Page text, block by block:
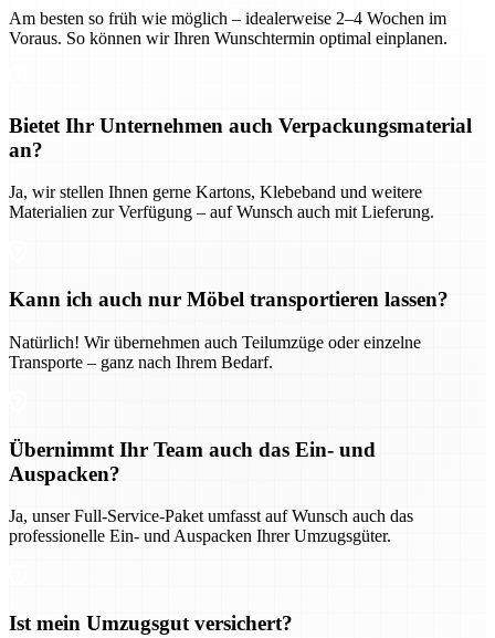
Am besten so früh wie möglich – idealerweise 2–4 Wochen im
Voraus. So können wir Ihren Wunschtermin optimal einplanen.
Bietet Ihr Unternehmen auch Verpackungsmaterial
an?
Ja, wir stellen Ihnen gerne Kartons, Klebeband und weitere
Materialien zur Verfügung – auf Wunsch auch mit Lieferung.
Kann ich auch nur Möbel transportieren lassen?
Natürlich! Wir übernehmen auch Teilumzüge oder einzelne
Transporte – ganz nach Ihrem Bedarf.
Übernimmt Ihr Team auch das Ein- und
Auspacken?
Ja, unser Full-Service-Paket umfasst auf Wunsch auch das
professionelle Ein- und Auspacken Ihrer Umzugsgüter.
Ist mein Umzugsgut versichert?